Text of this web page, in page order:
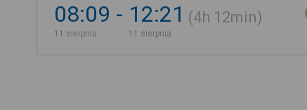
08:09
11 sierpnia
12:21
11 sierpnia
4h 12min